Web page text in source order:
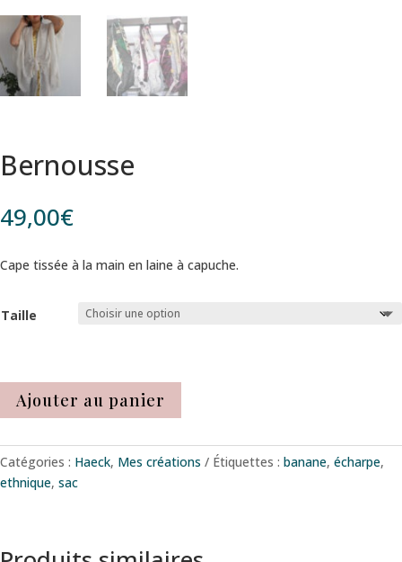
Bernousse
49,00€
Cape tissée à la main en laine à capuche.
Taille
Ajouter au panier
Catégories : Haeck, Mes créations Étiquettes : banane, écharpe,
ethnique, sac